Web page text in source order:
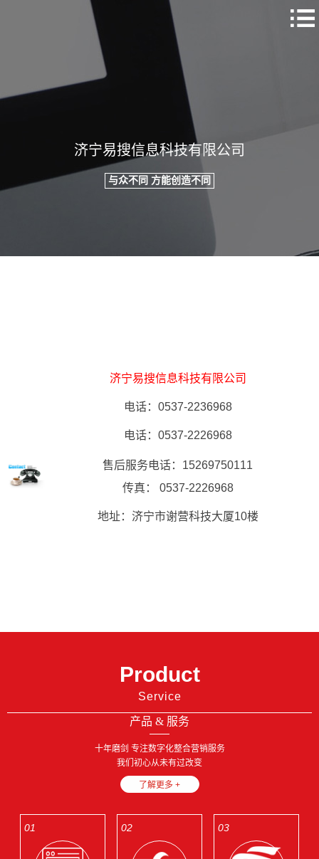
济宁易搜信息科技有限公司
与众不同 方能创造不同
济宁易搜信息科技有限公司
电话：0537-2236968
电话：0537-2226968
售后服务电话：15269750111
传真： 0537-2226968
地址：济宁市谢营科技大厦10楼
Product
Service
产品 & 服务
十年磨剑 专注数字化整合营销服务
我们初心从未有过改变
了解更多 +
01 02 03